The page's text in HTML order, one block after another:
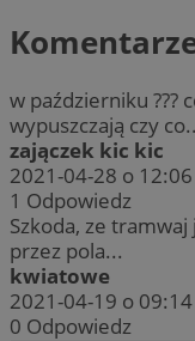
w październiku ???
wypuszczają czy
zajączek kic kic
2021-04-28 o 12:06
1 Odpowiedz
Szkoda, ze
przez pola...
kwiatowe
2021-04-19 o 09:14
0 Odpowiedz